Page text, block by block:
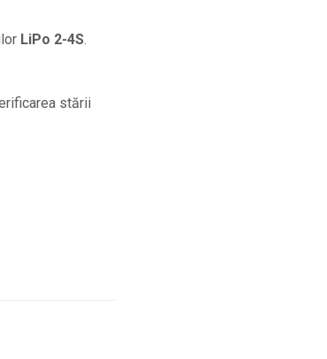
LiPo 2-4S.
stării